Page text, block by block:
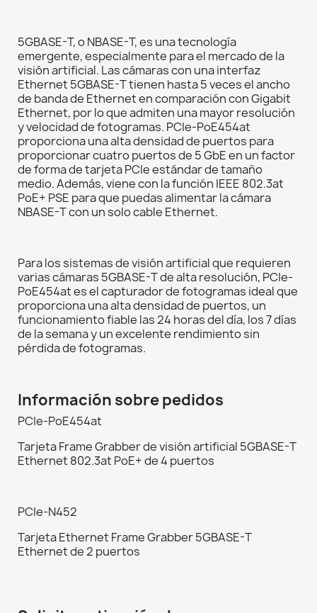
5GBASE-T, o NBASE-T, es una tecnología
emergente, especialmente para el mercado de la
visión artificial. Las cámaras con una interfaz
Ethernet 5GBASE-T tienen hasta 5 veces el ancho
de banda de Ethernet en comparación con Gigabit
Ethernet, por lo que admiten una mayor resolución
y velocidad de fotogramas. PCIe-PoE454at
proporciona una alta densidad de puertos para
proporcionar cuatro puertos de 5 GbE en un factor
de forma de tarjeta PCIe estándar de tamaño
medio. Además, viene con la función IEEE 802.3at
PoE+ PSE para que puedas alimentar la cámara
NBASE-T con un solo cable Ethernet.
Para los sistemas de visión artificial que requieren
varias cámaras 5GBASE-T de alta resolución, PCIe-
PoE454at es el capturador de fotogramas ideal que
proporciona una alta densidad de puertos, un
funcionamiento fiable las 24 horas del día, los 7 días
de la semana y un excelente rendimiento sin
pérdida de fotogramas.
Información sobre pedidos
PCIe-PoE454at
Tarjeta Frame Grabber de visión artificial 5GBASE-T
Ethernet 802.3at PoE+ de 4 puertos
PCIe-N452
Tarjeta Ethernet Frame Grabber 5GBASE-T
Ethernet de 2 puertos